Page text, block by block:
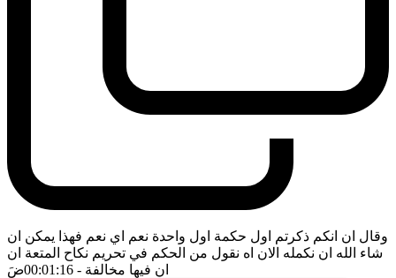
وقال ان انكم ذكرتم اول حكمة اول واحدة نعم اي نعم فهذا يمكن ان
شاء الله ان نكمله الان اه نقول من الحكم في تحريم نكاح المتعة ان
ان فيها مخالفة - 00:01:16 ضَ